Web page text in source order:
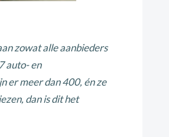
zowat alle aanbieders
auto- en
er meer dan 400, én ze
dan is dit het